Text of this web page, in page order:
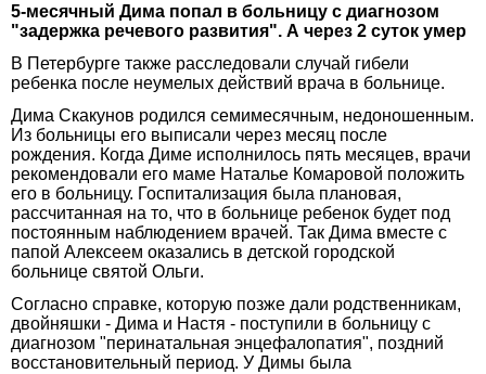
5-месячный Дима попал в больницу с диагнозом
"задержка речевого развития". А через 2 суток умер
В Петербурге также расследовали случай гибели
ребенка после неумелых действий врача в больнице.
Дима Скакунов родился семимесячным, недоношенным.
Из больницы его выписали через месяц после
рождения. Когда Диме исполнилось пять месяцев, врачи
рекомендовали его маме Наталье Комаровой положить
его в больницу. Госпитализация была плановая,
рассчитанная на то, что в больнице ребенок будет под
постоянным наблюдением врачей. Так Дима вместе с
папой Алексеем оказались в детской городской
больнице святой Ольги.
Согласно справке, которую позже дали родственникам,
двойняшки - Дима и Настя - поступили в больницу с
диагнозом "перинатальная энцефалопатия", поздний
восстановительный период. У Димы была